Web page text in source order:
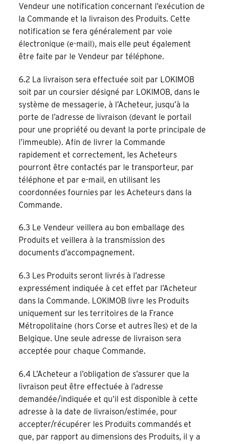
Vendeur une notification concernant l’exécution de
la Commande et la livraison des Produits. Cette
notification se fera généralement par voie
électronique (e-mail), mais elle peut également
être faite par le Vendeur par téléphone.
6.2 La livraison sera effectuée soit par LOKIMOB
soit par un coursier désigné par LOKIMOB, dans le
système de messagerie, à l’Acheteur, jusqu’à la
porte de l’adresse de livraison (devant le portail
pour une propriété ou devant la porte principale de
l’immeuble). Afin de livrer la Commande
rapidement et correctement, les Acheteurs
pourront être contactés par le transporteur, par
téléphone et par e-mail, en utilisant les
coordonnées fournies par les Acheteurs dans la
Commande.
6.3 Le Vendeur veillera au bon emballage des
Produits et veillera à la transmission des
documents d’accompagnement.
6.3 Les Produits seront livrés à l’adresse
expressément indiquée à cet effet par l’Acheteur
dans la Commande. LOKIMOB livre les Produits
uniquement sur les territoires de la France
Métropolitaine (hors Corse et autres îles) et de la
Belgique. Une seule adresse de livraison sera
acceptée pour chaque Commande.
6.4 L’Acheteur a l’obligation de s’assurer que la
livraison peut être effectuée à l’adresse
demandée/indiquée et qu’il est disponible à cette
adresse à la date de livraison/estimée, pour
accepter/récupérer les Produits commandés et
que, par rapport au dimensions des Produits, il y a